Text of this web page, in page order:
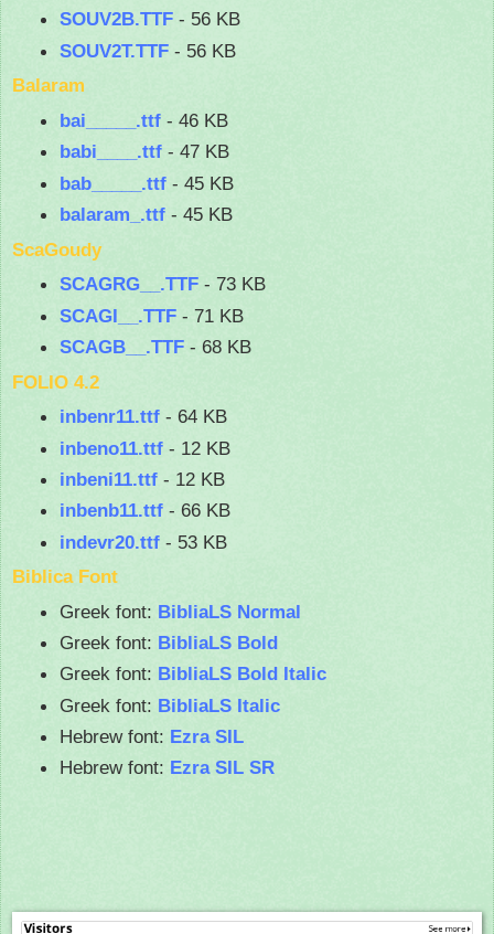
SOUV2B.TTF - 56 KB
SOUV2T.TTF - 56 KB
Balaram
bai_____.ttf - 46 KB
babi____.ttf - 47 KB
bab_____.ttf - 45 KB
balaram_.ttf - 45 KB
ScaGoudy
SCAGRG__.TTF - 73 KB
SCAGI__.TTF - 71 KB
SCAGB__.TTF - 68 KB
FOLIO 4.2
inbenr11.ttf - 64 KB
inbeno11.ttf - 12 KB
inbeni11.ttf - 12 KB
inbenb11.ttf - 66 KB
indevr20.ttf - 53 KB
Biblica Font
Greek font: BibliaLS Normal
Greek font: BibliaLS Bold
Greek font: BibliaLS Bold Italic
Greek font: BibliaLS Italic
Hebrew font: Ezra SIL
Hebrew font: Ezra SIL SR